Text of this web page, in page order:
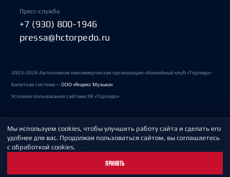
Пресс-служба
+7 (930) 800-1946
pressa@hctorpedo.ru
2003-2026 Автономная некоммерческая организация «Хоккейный клуб «Торпедо»
Билетная система —ООО «Яндекс Музыка»
Условия пользования сайтами ХК «Торпедо»
Политика обработки персональных данных
Пользовательское соглашение
Мы используем cookies, чтобы улучшить работу сайта и сделать его
удобнее для вас. Продолжая пользоваться сайтом, вы соглашаетесь
с обработкой cookies.
ПРИНЯТЬ